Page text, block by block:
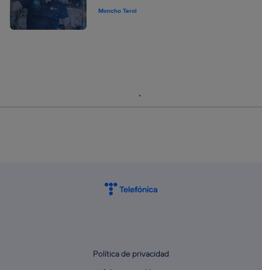
Moncho Terol
Política de privacidad